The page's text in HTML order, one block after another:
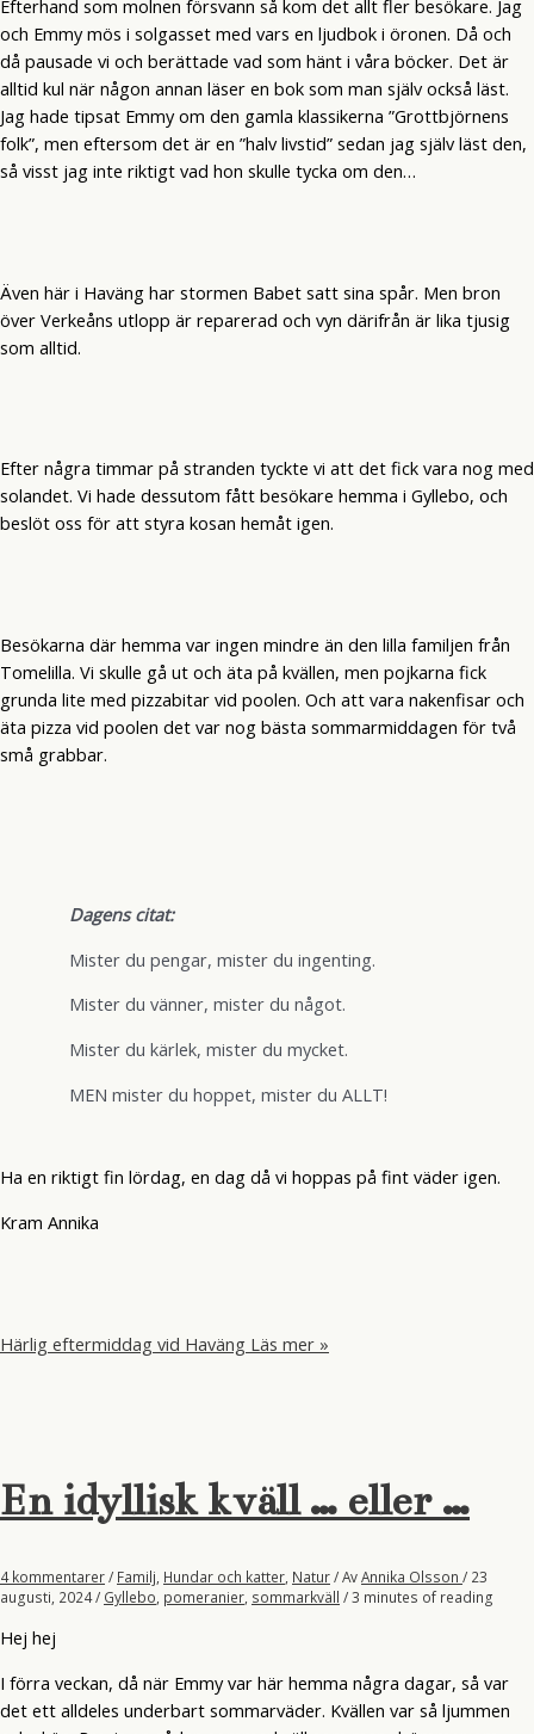
Efterhand som molnen försvann så kom det allt fler besökare. Jag
och Emmy mös i solgasset med vars en ljudbok i öronen. Då och
då pausade vi och berättade vad som hänt i våra böcker. Det är
alltid kul när någon annan läser en bok som man själv också läst.
Jag hade tipsat Emmy om den gamla klassikerna ”Grottbjörnens
folk”, men eftersom det är en ”halv livstid” sedan jag själv läst den,
så visst jag inte riktigt vad hon skulle tycka om den…
Även här i Haväng har stormen Babet satt sina spår. Men bron
över Verkeåns utlopp är reparerad och vyn därifrån är lika tjusig
som alltid.
Efter några timmar på stranden tyckte vi att det fick vara nog med
solandet. Vi hade dessutom fått besökare hemma i Gyllebo, och
beslöt oss för att styra kosan hemåt igen.
Besökarna där hemma var ingen mindre än den lilla familjen från
Tomelilla. Vi skulle gå ut och äta på kvällen, men pojkarna fick
grunda lite med pizzabitar vid poolen. Och att vara nakenfisar och
äta pizza vid poolen det var nog bästa sommarmiddagen för två
små grabbar.
Dagens citat:
Mister du pengar, mister du ingenting.
Mister du vänner, mister du något.
Mister du kärlek, mister du mycket.
MEN mister du hoppet, mister du ALLT!
Ha en riktigt fin lördag, en dag då vi hoppas på fint väder igen.
Kram Annika
Härlig eftermiddag vid Haväng Läs mer »
En idyllisk kväll … eller …
4 kommentarer/ Familj Hundar och katter Natur/ AvAnnika Olsson / 23
augusti, 2024/ Gyllebo pomeranier sommarkväll /3 minutes of reading
Hej hej
I förra veckan, då när Emmy var här hemma några dagar, så var
det ett alldeles underbart sommarväder. Kvällen var så ljummen